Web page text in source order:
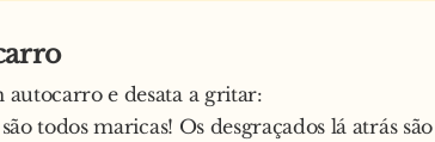
e desata a gritar:
todos maricas! Os desgraçados lá atrás